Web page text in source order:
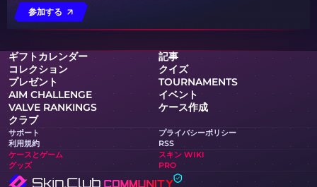
参加する
ギフトカレンダー
記事
コレクション
クイズ
プレゼント
TOURNAMENTS
AIM CHALLENGE
イベント
VALVE RANKINGS
ケース作成
クラブ
サポート
プライバシーポリシー
利用規約
RSS
ケースとゲーム
スキン WIKI
グッズ
PRO